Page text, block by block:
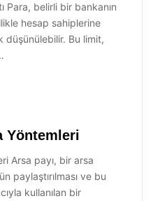
Para, belirli bir bankanın
hesap sahiplerine
düşünülebilir. Bu limit,
Yöntemleri
Arsa payı, bir arsa
paylaştırılması ve bu
kullanılan bir